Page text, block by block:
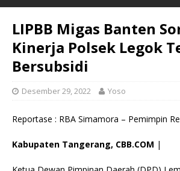
LIPBB Migas Banten
Kinerja Polsek Legok
Bersubsidi
Desember 29, 2022 Yoso
Reportase : RBA Simamora – Pemimpin
Kabupaten Tangerang, CBB.COM |